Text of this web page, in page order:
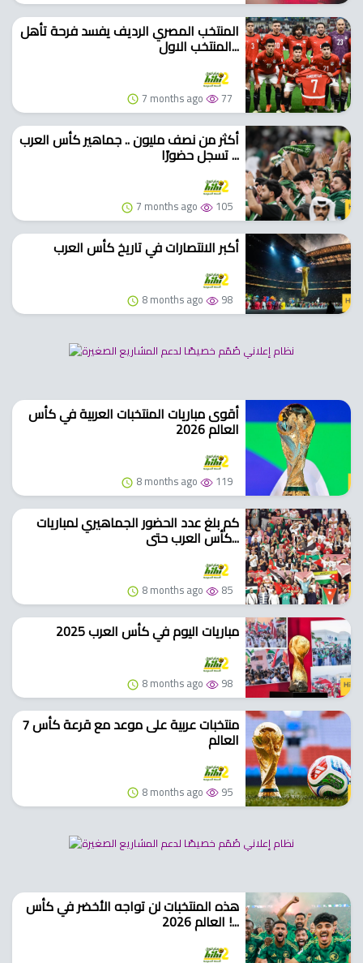
المنتخب المصري الرديف يفسد فرحة تأهل
المنتخب الاول...
7 months ago 77
أكثر من نصف مليون .. جماهير كأس العرب
تسجل حضورًا ...
7 months ago 105
أكبر الانتصارات في تاريخ كأس العرب
8 months ago 98
أقوى مباريات المنتخبات العربية في كأس
العالم 2026
8 months ago 119
كم بلغ عدد الحضور الجماهيري لمباريات
كأس العرب حتى...
8 months ago 85
مباريات اليوم في كأس العرب 2025
8 months ago 98
7 منتخبات عربية على موعد مع قرعة كأس
العالم
8 months ago 95
هذه المنتخبات لن تواجه الأخضر في كأس
العالم 2026 !...